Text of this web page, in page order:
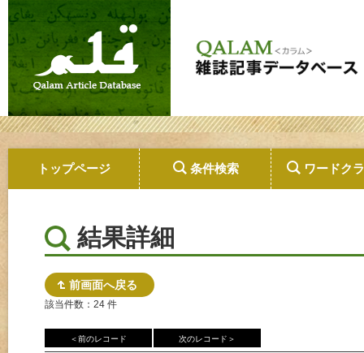
トップページ 条件検索 ワードク
結果詳細
前画面へ戻る
該当件数：24 件
＜前のレコード 次のレコード＞